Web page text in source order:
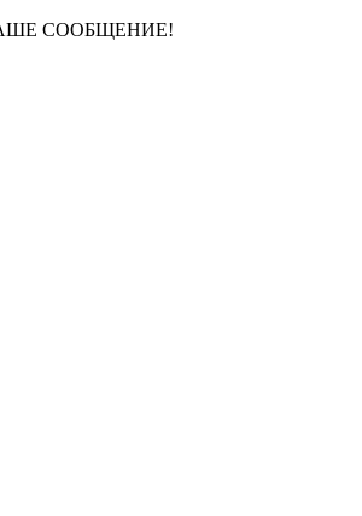
СООБЩЕНИЕ!